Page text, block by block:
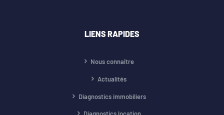
LIENS RAPIDES
Nous connaître
Actualités
Diagnostics immobiliers